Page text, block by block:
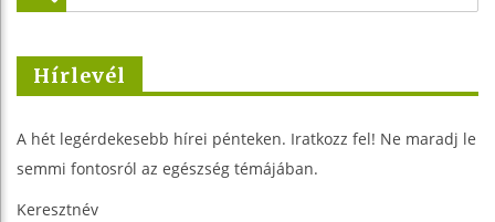
Hírlevél
A hét legérdekesebb hírei pénteken. Iratkozz fel! Ne maradj le
semmi fontosról az egészség témájában.
Keresztnév